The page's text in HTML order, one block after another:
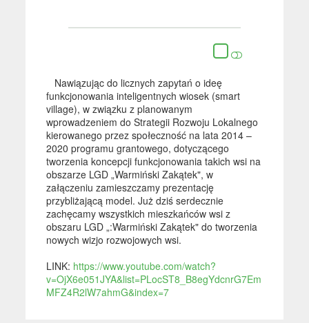
Nawiązując do licznych zapytań o ideę
funkcjonowania inteligentnych wiosek (smart
village), w związku z planowanym
wprowadzeniem do Strategii Rozwoju Lokalnego
kierowanego przez społeczność na lata 2014 –
2020 programu grantowego, dotyczącego
tworzenia koncepcji funkcjonowania takich wsi na
obszarze LGD „Warmiński Zakątek", w
załączeniu zamieszczamy prezentację
przybliżającą model. Już dziś serdecznie
zachęcamy wszystkich mieszkańców wsi z
obszaru LGD „:Warmiński Zakątek" do tworzenia
nowych wizjo rozwojowych wsi.
LINK: https://www.youtube.com/watch?
v=OjX6e051JYA&list=PLocST8_B8egYdcnrG7Em
MFZ4R2lW7ahmG&index=7